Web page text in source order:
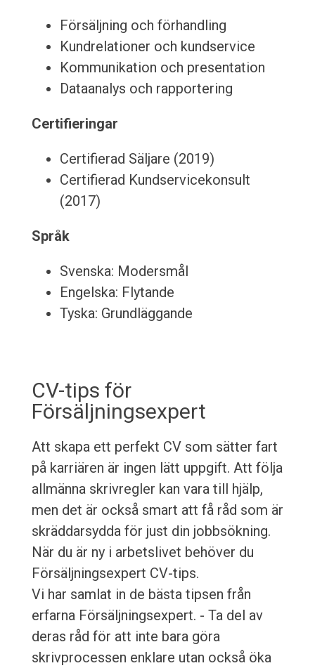
Försäljning och förhandling
Kundrelationer och kundservice
Kommunikation och presentation
Dataanalys och rapportering
Certifieringar
Certifierad Säljare (2019)
Certifierad Kundservicekonsult
(2017)
Språk
Svenska: Modersmål
Engelska: Flytande
Tyska: Grundläggande
CV-tips för
Försäljningsexpert
Att skapa ett perfekt CV som sätter fart
på karriären är ingen lätt uppgift. Att följa
allmänna skrivregler kan vara till hjälp,
men det är också smart att få råd som är
skräddarsydda för just din jobbsökning.
När du är ny i arbetslivet behöver du
Försäljningsexpert CV-tips.
Vi har samlat in de bästa tipsen från
erfarna Försäljningsexpert. - Ta del av
deras råd för att inte bara göra
skrivprocessen enklare utan också öka